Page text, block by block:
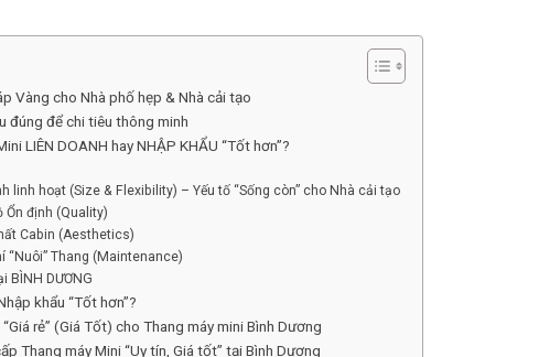
Vàng cho Nhà phố hẹp & Nhà cải tạo
đúng để chi tiêu thông minh
LIÊN DOANH hay NHẬP KHẨU “Tốt hơn”?
linh hoạt (Size & Flexibility) – Yếu tố “Sống còn” cho Nhà cải tạo
Ổn định (Quality)
Cabin (Aesthetics)
“Nuôi” Thang (Maintenance)
BÌNH DƯƠNG
khẩu “Tốt hơn”?
rẻ” (Giá Tốt) cho Thang máy mini Bình Dương
Thang máy Mini “Uy tín, Giá tốt” tại Bình Dương